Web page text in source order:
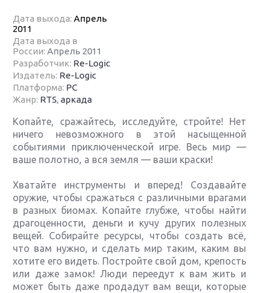
Дата выхода:Апрель
2011
Дата выхода в
России:Апрель 2011
Разработчик: Re-Logic
Издатель: Re-Logic
Платформа: PC
Жанр: RTS,аркада
Копайте, сражайтесь, исследуйте, стройте! Нет
ничего невозможного в этой насыщенной
событиями приключенческой игре. Весь мир —
ваше полотно, а вся земля — ваши краски!
Хватайте инструменты и вперед! Создавайте
оружие, чтобы сражаться с различными врагами
в разных биомах. Копайте глубже, чтобы найти
драгоценности, деньги и кучу других полезных
вещей. Собирайте ресурсы, чтобы создать всё,
что вам нужно, и сделать мир таким, каким вы
хотите его видеть. Постройте свой дом, крепость
или даже замок! Люди переедут к вам жить и
может быть даже продадут вам вещи, которые